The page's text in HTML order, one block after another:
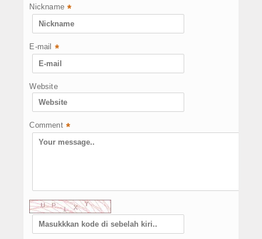
Nickname *
E-mail *
Website
Comment *